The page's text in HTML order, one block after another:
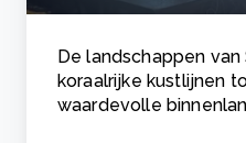
De landschappen van
koraalrijke kustlijnen
waardevolle